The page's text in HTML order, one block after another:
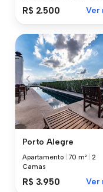
R$ 2.500 Ver
Porto Alegre
Apartamento |70 m²
2
Camas
R$ 3.950 Ver